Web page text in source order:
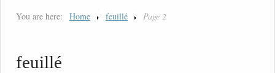
You are here: Home feuillé Page 2
feuillé